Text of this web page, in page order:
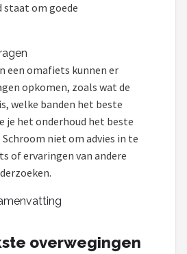
staat om goede
een omafiets kunnen er
opkomen, zoals wat de
welke banden het beste
je het onderhoud het beste
niet om advies in te
of ervaringen van andere
overwegingen